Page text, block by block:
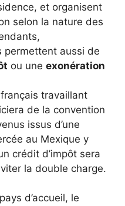
et organisent
selon la nature des
permettent aussi de
ou une exonération
travaillant
de la convention
issus d’une
au Mexique y
crédit d’impôt sera
la double charge.
d’accueil, le